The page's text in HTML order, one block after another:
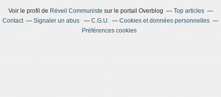
Voir le profil de Réveil Communiste sur le portail Overblog
Top articles
Contact
Signaler un abus C.G.U.
Cookies et données personnelles
Préférences cookies